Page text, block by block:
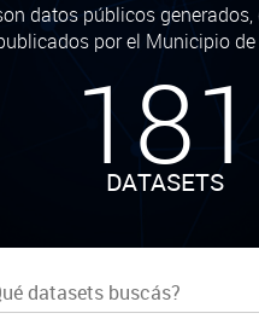
datos públicos
por el Municipio de
181
DATASETS